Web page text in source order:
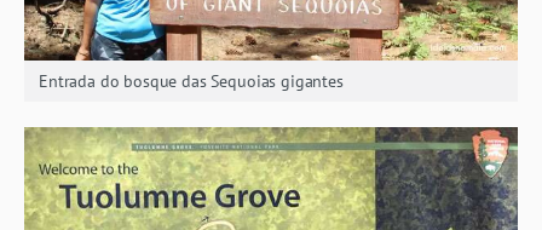
Entrada do bosque das Sequoias gigantes